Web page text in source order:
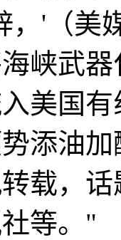
，'（美
峡武
美国
添油
载，
等。"